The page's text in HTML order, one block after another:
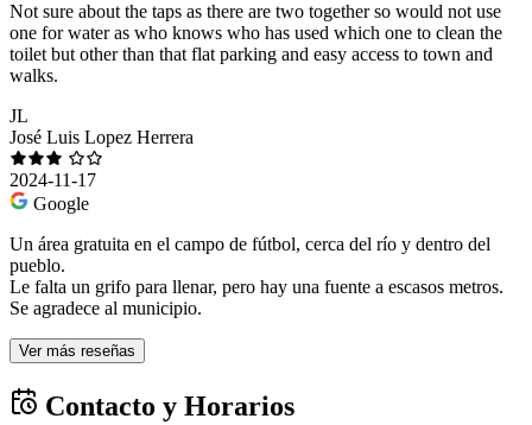
Not sure about the taps as there are two together so would not use
one for water as who knows who has used which one to clean the
toilet but other than that flat parking and easy access to town and
walks.
JL
José Luis Lopez Herrera
2024-11-17
Google
Un área gratuita en el campo de fútbol, cerca del río y dentro del
pueblo.
Le falta un grifo para llenar, pero hay una fuente a escasos metros.
Se agradece al municipio.
Ver más reseñas
Contacto y Horarios